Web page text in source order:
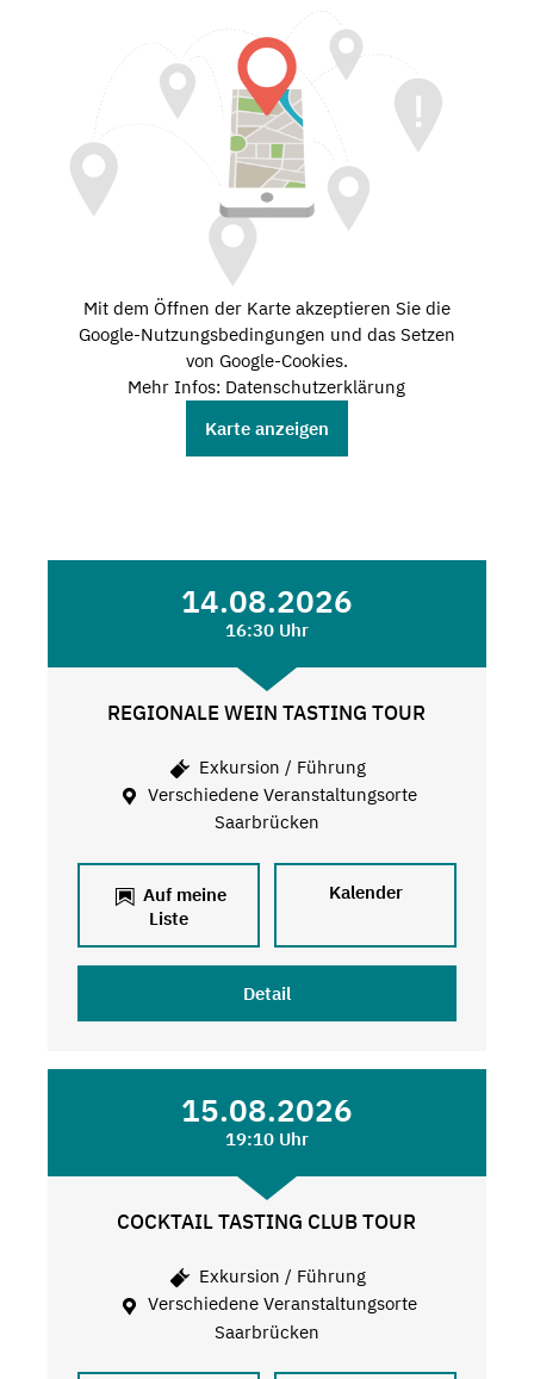
Mit dem Öffnen der Karte akzeptieren Sie die
Google-Nutzungsbedingungen und das Setzen
von Google-Cookies.
Mehr Infos: Datenschutzerklärung
Karte anzeigen
14.08.2026
16:30 Uhr
REGIONALE WEIN TASTING TOUR
Exkursion / Führung
Verschiedene Veranstaltungsorte
Saarbrücken
Auf meine
Liste
Kalender
Detail
15.08.2026
19:10 Uhr
COCKTAIL TASTING CLUB TOUR
Exkursion / Führung
Verschiedene Veranstaltungsorte
Saarbrücken